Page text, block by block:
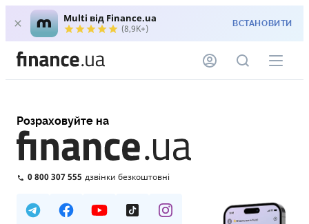
Multi від Finance.ua
(8,9K+) ВСТАНОВИТИ
Розраховуйте на
0 800 307 555 дзвінки безкоштовні